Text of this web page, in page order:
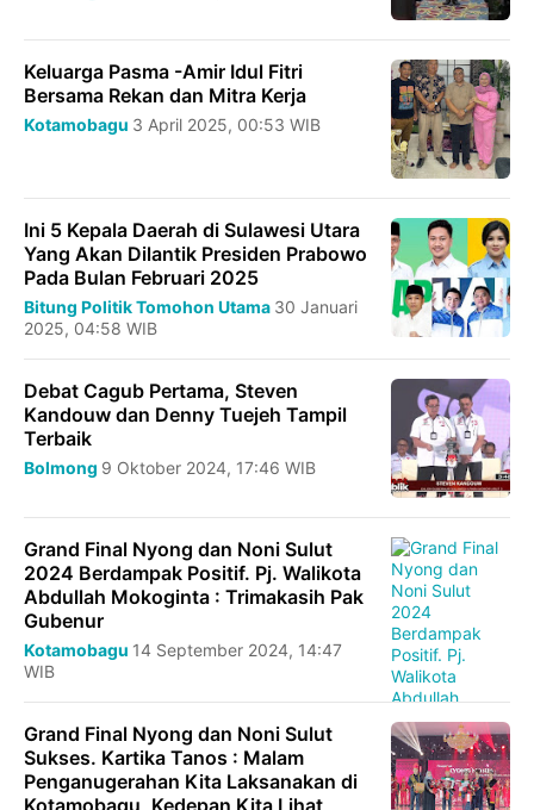
Keluarga Pasma -Amir Idul Fitri
Bersama Rekan dan Mitra Kerja
Kotamobagu 3 April 2025, 00:53 WIB
Ini 5 Kepala Daerah di Sulawesi Utara
Yang Akan Dilantik Presiden Prabowo
Pada Bulan Februari 2025
Bitung PolitikTomohon Utama 30 Januari
2025, 04:58 WIB
Debat Cagub Pertama, Steven
Kandouw dan Denny Tuejeh Tampil
Terbaik
Bolmong 9 Oktober 2024, 17:46 WIB
Grand Final Nyong dan Noni Sulut
2024 Berdampak Positif. Pj. Walikota
Abdullah Mokoginta : Trimakasih Pak
Gubenur
Kotamobagu 14 September 2024, 14:47
WIB
Grand Final Nyong dan Noni Sulut
Sukses. Kartika Tanos : Malam
Penganugerahan Kita Laksanakan di
Kotamobagu, Kedepan Kita Lihat